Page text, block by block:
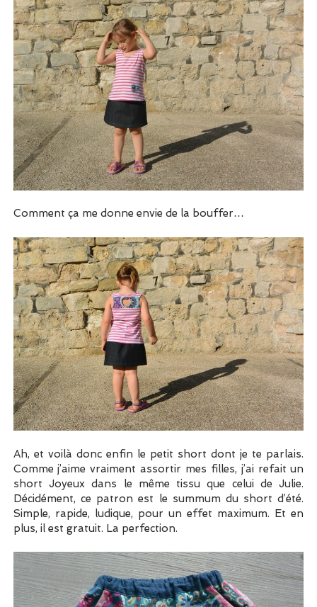
Comment ça me donne envie de la bouffer…
Ah, et voilà donc enfin le petit short dont je te parlais.
Comme j’aime vraiment assortir mes filles, j’ai refait un
short Joyeux dans le même tissu que celui de Julie.
Décidément, ce patron est le summum du short d’été.
Simple, rapide, ludique, pour un effet maximum. Et en
plus, il est gratuit. La perfection.